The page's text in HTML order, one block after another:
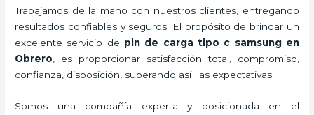
Trabajamos de la mano con nuestros clientes, entregando
resultados confiables y seguros. El propósito de brindar un
excelente servicio de pin de carga tipo c samsungen
Obrero , es proporcionar satisfacción total, compromiso,
confianza, disposición, superando así las expectativas.
Somos una compañía experta y posicionada en el